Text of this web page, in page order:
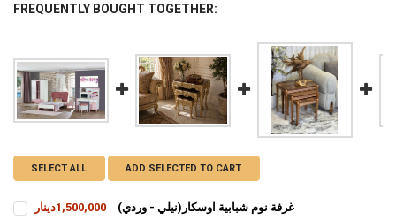
FREQUENTLY BOUGHT TOGETHER:
SELECT ALL ADD SELECTED TO CART
غرفة نوم شبابية اوسكار(نيلي - وردي)
1,500,000دينار